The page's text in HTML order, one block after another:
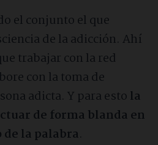
el conjunto el que
de la adicción. Ahí
trabajar con la red
con la toma de
adicta. Y para esto la
de forma blanda en
la palabra.